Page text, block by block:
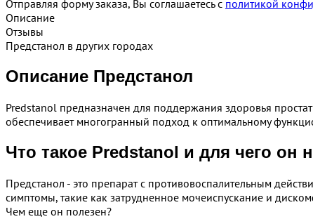
Отправляя форму заказа, Вы соглашаетесь с политикой
Описание
Отзывы
Предстанол в других городах
Описание Предстанол
Predstanol предназначен для поддержания здоровья
обеспечивает многогранный подход к оптимальному
Что такое Predstanol и для чего он
Предстанол - это препарат с противовоспалительным
симптомы, такие как затрудненное мочеиспускание и
Чем еще он полезен?